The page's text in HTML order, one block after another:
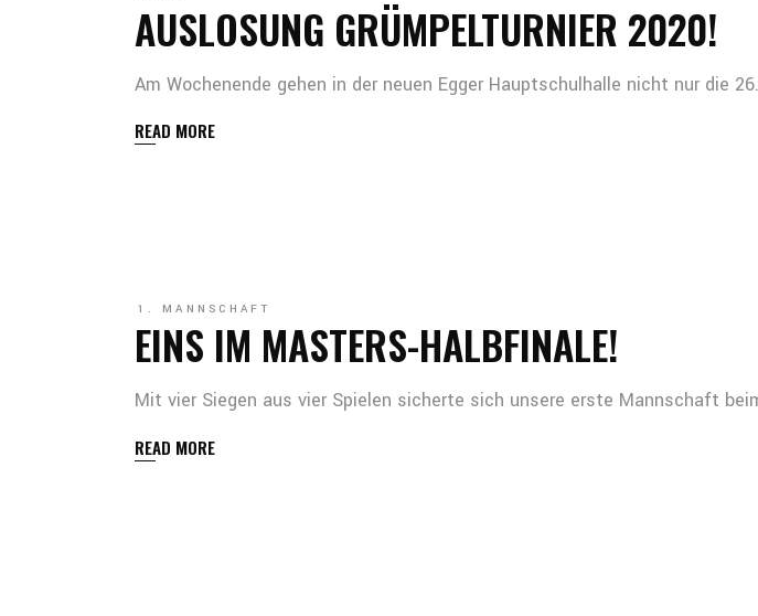
AUSLOSUNG GRÜMPELTURNIER 2020!
Am Wochenende gehen in der neuen Egger Hauptschulhalle nicht nur die
READ MORE
1. MANNSCHAFT
EINS IM MASTERS-HALBFINALE!
Mit vier Siegen aus vier Spielen sicherte sich unsere erste Mannschaft
READ MORE